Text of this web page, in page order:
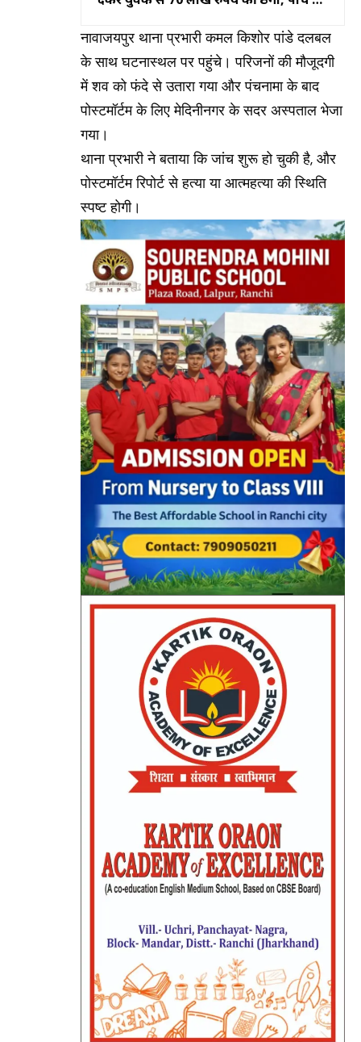
नावाजयपुर थाना प्रभारी कमल किशोर पांडे दलबल
के साथ घटनास्थल पर पहुंचे। परिजनों की मौजूदगी
में शव को फंदे से उतारा गया और पंचनामा के बाद
पोस्टमॉर्टम के लिए मेदिनीनगर के सदर अस्पताल भेजा
गया।
थाना प्रभारी ने बताया कि जांच शुरू हो चुकी है, और
पोस्टमॉर्टम रिपोर्ट से हत्या या आत्महत्या की स्थिति
स्पष्ट होगी।